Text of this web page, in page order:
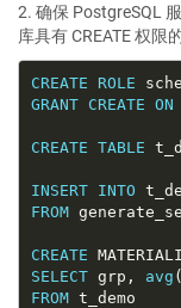
2. 确保 PostgreSQL
库具有 CREATE 权限
CREATE ROLE
GRANT
CREATE ON
CREATE TABLE
INSERT INTO
FROM
CREATE
SELECT grp, avg (
FROM